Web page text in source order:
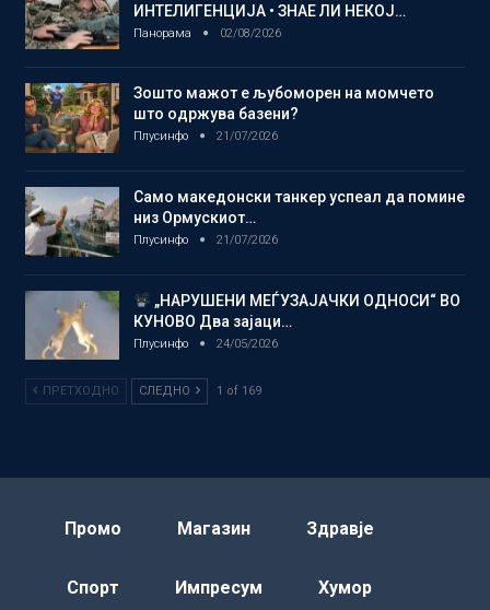
ИНТЕЛИГЕНЦИЈА • ЗНАЕ ЛИ НЕКОЈ…
Панорама 02/08/2026
Зошто мажот е љубоморен на момчето
што одржува базени?
Плусинфо 21/07/2026
Само македонски танкер успеал да помине
низ Ормускиот…
Плусинфо 21/07/2026
„НАРУШЕНИ МЕЃУЗАЈАЧКИ ОДНОСИ“ ВО
КУНОВО Два зајаци…
Плусинфо 24/05/2026
ПРЕТХОДНО СЛЕДНО 1 of 169
Промо Магазин Здравје
Спорт Импресум Хумор